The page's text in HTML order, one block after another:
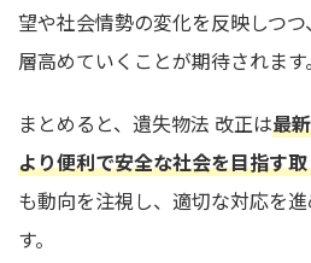
望や社会情勢の変化を反映しつ
層高めていくことが期待されます。
まとめると、遺失物法 改正は最
より便利で安全な社会を目指す
も動向を注視し、適切な対応を
す。